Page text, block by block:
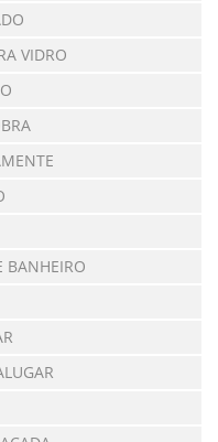
VIDRO
BANHEIRO